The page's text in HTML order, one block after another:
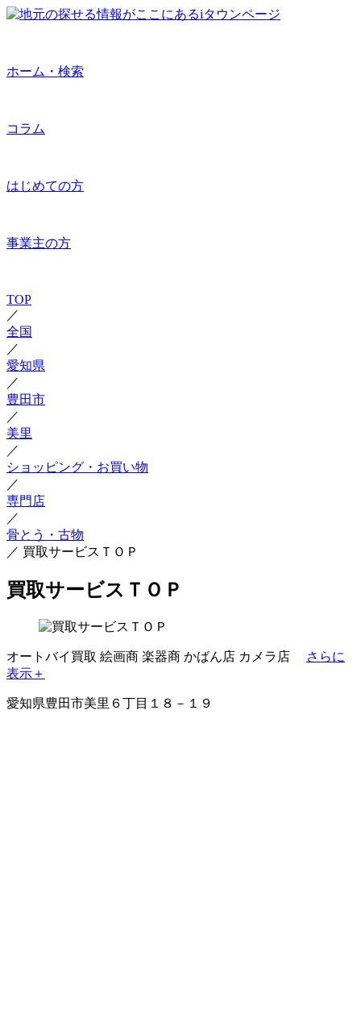
ホーム・検索
コラム
はじめての方
事業主の方
TOP
／
全国
／
愛知県
／
豊田市
／
美里
／
ショッピング・お買い物
／
専門店
／
骨とう・古物
／ 買取サービスＴＯＰ
買取サービスＴＯＰ
オートバイ買取 絵画商 楽器商 かばん店 カメラ店
さらに
表示＋
愛知県豊田市美里６丁目１８－１９